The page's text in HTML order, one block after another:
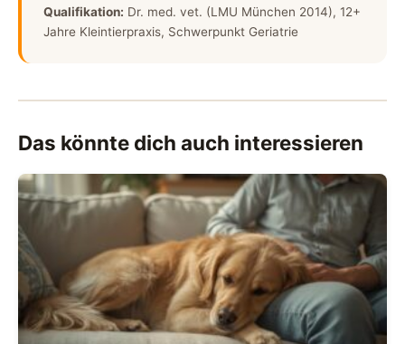
Qualifikation: Dr. med. vet. (LMU München 2014), 12+
Jahre Kleintierpraxis, Schwerpunkt Geriatrie
Das könnte dich auch interessieren